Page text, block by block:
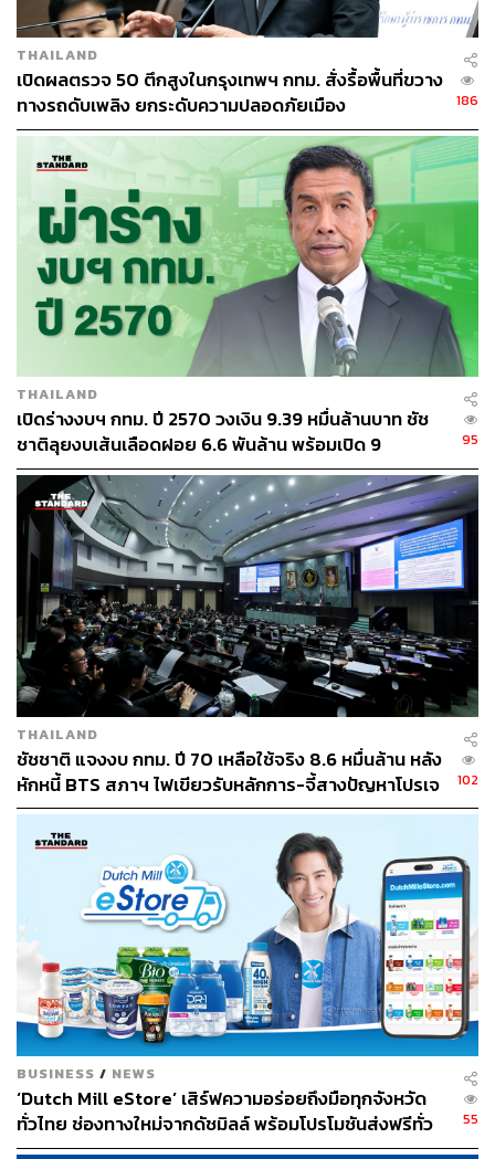
102
ABOUT THE AUTHOR
THE STANDARD TEAM
กองบรรณาธิการ THE STANDARD
THAILAND
เปิดผลตรวจ 50 ตึกสูงในกรุงเทพฯ กทม. สั่งรื้อพื้นที่ขวาง
ทางรถดับเพลิง ยกระดับความปลอดภัยเมือง
186
THAILAND
เปิดร่างงบฯ กทม. ปี 2570 วงเงิน 9.39 หมื่นล้านบาท ชัช
ชาติลุยงบเส้นเลือดฝอย 6.6 พันล้าน พร้อมเปิด 9
ยุทธศาสตร์พัฒนาเมือง
95
THAILAND
ชัชชาติ แจงงบ กทม. ปี 70 เหลือใช้จริง 8.6 หมื่นล้าน หลัง
หักหนี้ BTS สภาฯ ไฟเขียวรับหลักการ-จี้สางปัญหาโปรเจ
กต์ล่าช้า
102
BUSINESS / NEWS
‘Dutch Mill eStore’ เสิร์ฟความอร่อยถึงมือทุกจังหวัด
ทั่วไทย ช่องทางใหม่จากดัชมิลล์ พร้อมโปรโมชันส่งฟรีทั่ว
ประเทศ ส่งไว สั่งก่อนเที่ยง ได้ของวันถัดไป ส่งสินค้าแบบ
55